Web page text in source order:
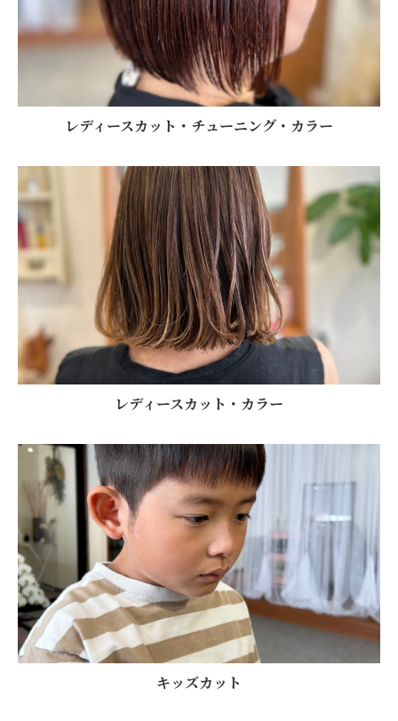
レディースカット・チューニング・カラー
レディースカット・カラー
キッズカット